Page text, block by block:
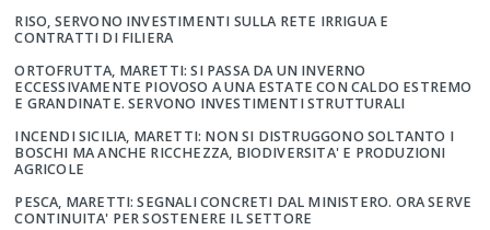
RISO, SERVONO INVESTIMENTI SULLA RETE IRRIGUA E
CONTRATTI DI FILIERA
ORTOFRUTTA, MARETTI: SI PASSA DA UN INVERNO
ECCESSIVAMENTE PIOVOSO A UNA ESTATE CON CALDO ESTREMO
E GRANDINATE. SERVONO INVESTIMENTI STRUTTURALI
INCENDI SICILIA, MARETTI: NON SI DISTRUGGONO SOLTANTO I
BOSCHI MA ANCHE RICCHEZZA, BIODIVERSITA' E PRODUZIONI
AGRICOLE
PESCA, MARETTI: SEGNALI CONCRETI DAL MINISTERO. ORA SERVE
CONTINUITA' PER SOSTENERE IL SETTORE